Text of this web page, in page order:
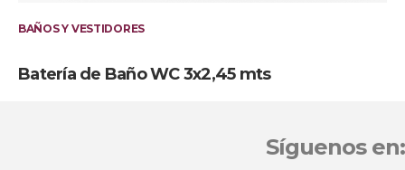
BAÑOS Y VESTIDORES
Batería de Baño WC 3x2,45 mts
Síguenos en: